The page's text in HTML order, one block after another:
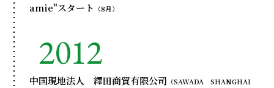
amie"スタート （8月）
2012
中国現地法人 繹田商貿有限公司 （SAWADA SHANGHAI